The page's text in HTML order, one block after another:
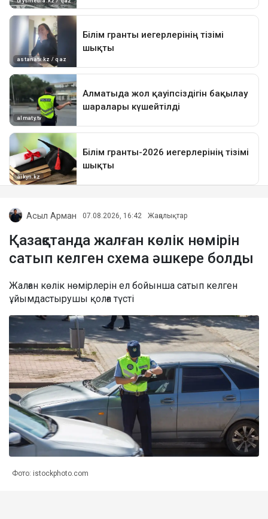
Асыл Арман 07.08.2026, 16:42 Жаңалықтар
Қазақстанда жалған көлік нөмірін
сатып келген схема әшкере болды
Жалған көлік нөмірлерін ел бойынша сатып келген
ұйымдастырушы қолға түсті
Фото: istockphoto.com